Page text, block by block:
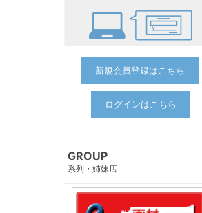
新規会員登録はこちら
ログインはこちら
GROUP
系列・姉妹店